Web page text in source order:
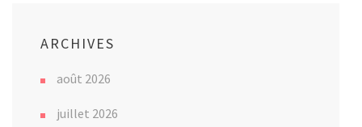
ARCHIVES
août 2026
juillet 2026